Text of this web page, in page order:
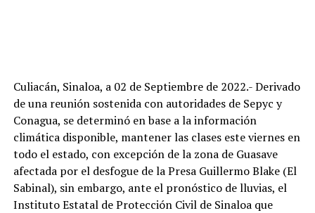
Culiacán, Sinaloa, a 02 de Septiembre de 2022.- Derivado
de una reunión sostenida con autoridades de Sepyc y
Conagua, se determinó en base a la información
climática disponible, mantener las clases este viernes en
todo el estado, con excepción de la zona de Guasave
afectada por el desfogue de la Presa Guillermo Blake (El
Sabinal), sin embargo, ante el pronóstico de lluvias, el
Instituto Estatal de Protección Civil de Sinaloa que